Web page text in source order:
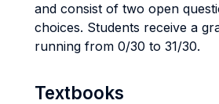
and consist of two open
choices. Students receive a
running from 0/30 to 31/30.
Textbooks